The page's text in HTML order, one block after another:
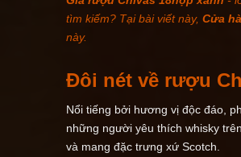
tìm kiếm? Tại bài viết này, Cửa
này.
Đôi nét về rượu
Nổi tiếng bởi hương vị độc đáo,
những người yêu thích whisky
và mang đặc trưng xứ Scotch.